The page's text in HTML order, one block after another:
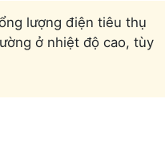
lượng điện tiêu thụ
ở nhiệt độ cao, tùy